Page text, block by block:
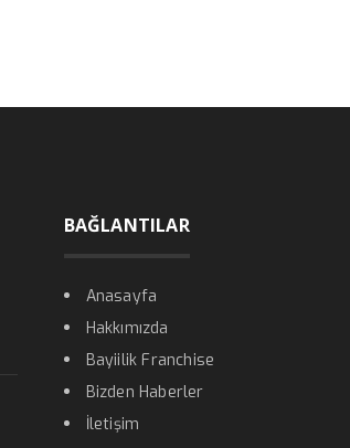
BAĞLANTILAR
Anasayfa
Hakkımızda
Bayiilik Franchise
Bizden Haberler
İletişim